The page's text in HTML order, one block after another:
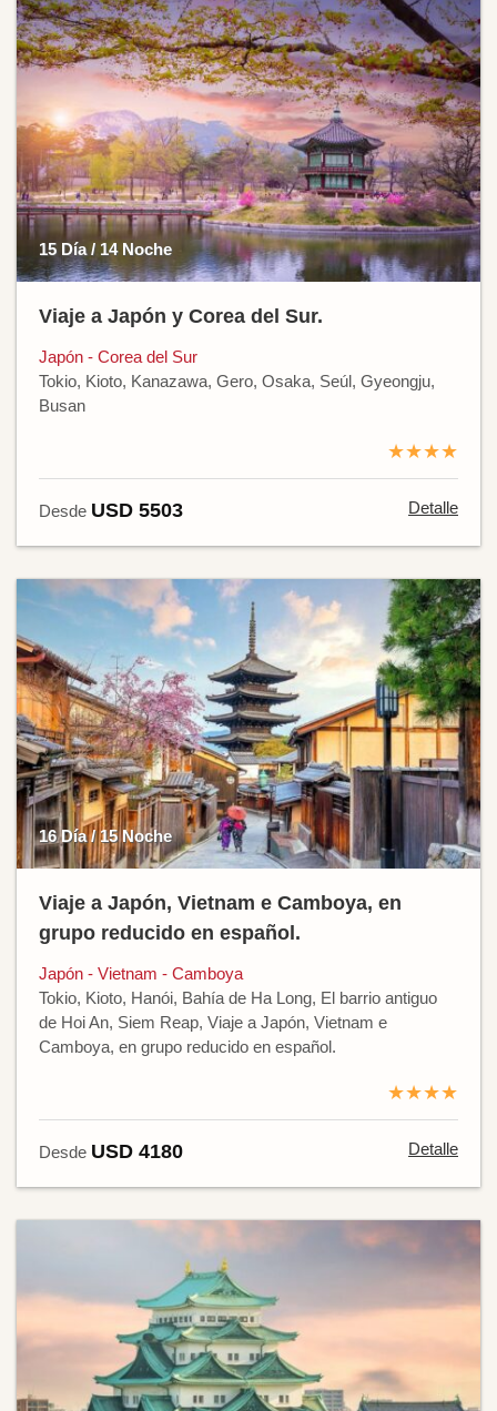
15 Día / 14 Noche
Viaje a Japón y Corea del Sur.
Japón - Corea del Sur
Tokio, Kioto, Kanazawa, Gero, Osaka, Seúl, Gyeongju,
Busan
★★★★
Desde USD 5503 Detalle
16 Día / 15 Noche
Viaje a Japón, Vietnam e Camboya, en
grupo reducido en español.
Japón - Vietnam - Camboya
Tokio, Kioto, Hanói, Bahía de Ha Long, El barrio antiguo
de Hoi An, Siem Reap, Viaje a Japón, Vietnam e
Camboya, en grupo reducido en español.
★★★★
Desde USD 4180 Detalle